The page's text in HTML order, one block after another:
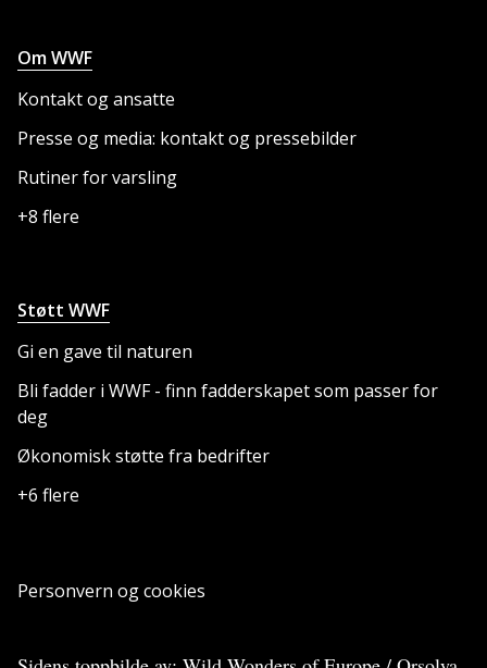
Om WWF
Kontakt og ansatte
Presse og media: kontakt og pressebilder
Rutiner for varsling
+8 flere
Støtt WWF
Gi en gave til naturen
Bli fadder i WWF - finn fadderskapet som passer for
deg
Økonomisk støtte fra bedrifter
+6 flere
Personvern og cookies